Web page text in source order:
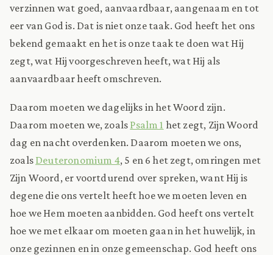
verzinnen wat goed, aanvaardbaar, aangenaam en tot
eer van God is. Dat is niet onze taak. God heeft het ons
bekend gemaakt en het is onze taak te doen wat Hij
zegt, wat Hij voorgeschreven heeft, wat Hij als
aanvaardbaar heeft omschreven.
Daarom moeten we dagelijks in het Woord zijn.
Daarom moeten we, zoals Psalm 1 het zegt, Zijn Woord
dag en nacht overdenken. Daarom moeten we ons,
zoals Deuteronomium 4, 5 en 6 het zegt, omringen met
Zijn Woord, er voortdurend over spreken, want Hij is
degene die ons vertelt heeft hoe we moeten leven en
hoe we Hem moeten aanbidden. God heeft ons vertelt
hoe we met elkaar om moeten gaan in het huwelijk, in
onze gezinnen en in onze gemeenschap. God heeft ons